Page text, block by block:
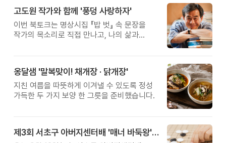
고도원 작가와 함께 '풍덩 사랑하자'
이번 북토크는 명상시집 『밥 벗』 속 문장을
작가의 목소리로 직접 만나고, 나의 삶과
옹달샘 '말복맞이! 채개장 · 닭개장'
지친 여름을 따뜻하게 이겨낼 수 있도록 정성
가득한 두 가지 보양 한 그릇을 준비했습니다.
제3회 서초구 아버지센터배 '매너 바둑왕' 대회